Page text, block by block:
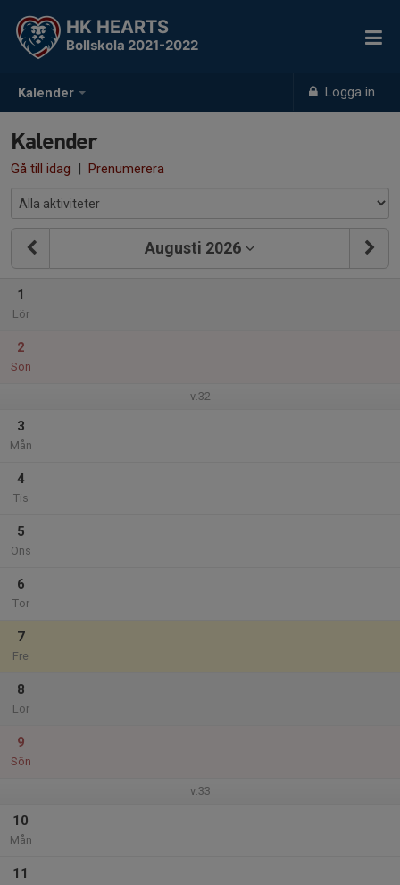
Kalender Logga in
HK HEARTS
Bollskola 2021-2022
Kalender
Gå till idag | Prenumerera
Augusti 2026
1
Lör
2
Sön
v.32
3
Mån
4
Tis
5
Ons
6
Tor
7
Fre
8
Lör
9
Sön
v.33
10
Mån
11